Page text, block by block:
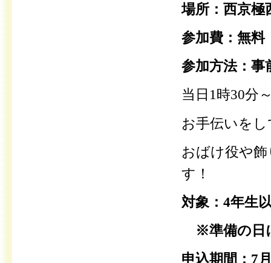
場所：西京
参加費：無料
参加方法：
当日1時30分
お手伝いを
おばけ役や
す！
対象：4年生
※準備の日
申込期間：7